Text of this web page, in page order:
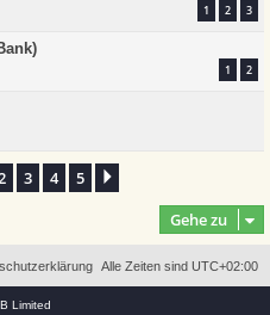
1 2 3
1 2
3 4 5
Gehe zu
Alle Zeiten sind UTC+02:00
Limited